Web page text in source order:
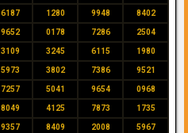
6187 1280 9948 8402
9652 0178 7286 2504
3109 3245 6115 1980
5973 3802 7386 9521
7257 5041 9654 0968
8049 4125 7873 1735
9357 8409 2008 5967